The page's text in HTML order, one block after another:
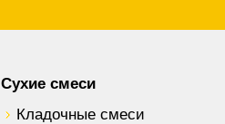
Сухие смеси
Кладочные смеси